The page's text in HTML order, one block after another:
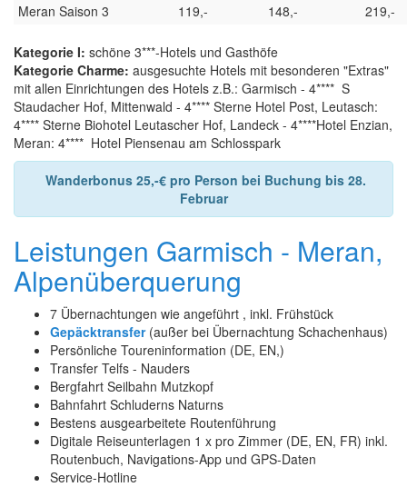
Meran Saison 3 119,- 148,- 219,-
Kategorie I: schöne 3***-Hotels und Gasthöfe
Kategorie Charme: ausgesuchte Hotels mit besonderen "Extras"
mit allen Einrichtungen des Hotels z.B.: Garmisch - 4**** S
Staudacher Hof, Mittenwald - 4**** Sterne Hotel Post, Leutasch:
4**** Sterne Biohotel Leutascher Hof, Landeck - 4****Hotel Enzian,
Meran: 4**** Hotel Piensenau am Schlosspark
Wanderbonus 25,-€ pro Person bei Buchung bis 28.
Februar
Leistungen Garmisch - Meran,
Alpenüberquerung
7 Übernachtungen wie angeführt , inkl. Frühstück
Gepäcktransfer(außer bei Übernachtung Schachenhaus)
Persönliche Toureninformation (DE, EN,)
Transfer Telfs - Nauders
Bergfahrt Seilbahn Mutzkopf
Bahnfahrt Schluderns Naturns
Bestens ausgearbeitete Routenführung
Digitale Reiseunterlagen 1 x pro Zimmer (DE, EN, FR) inkl.
Routenbuch, Navigations-App und GPS-Daten
Service-Hotline